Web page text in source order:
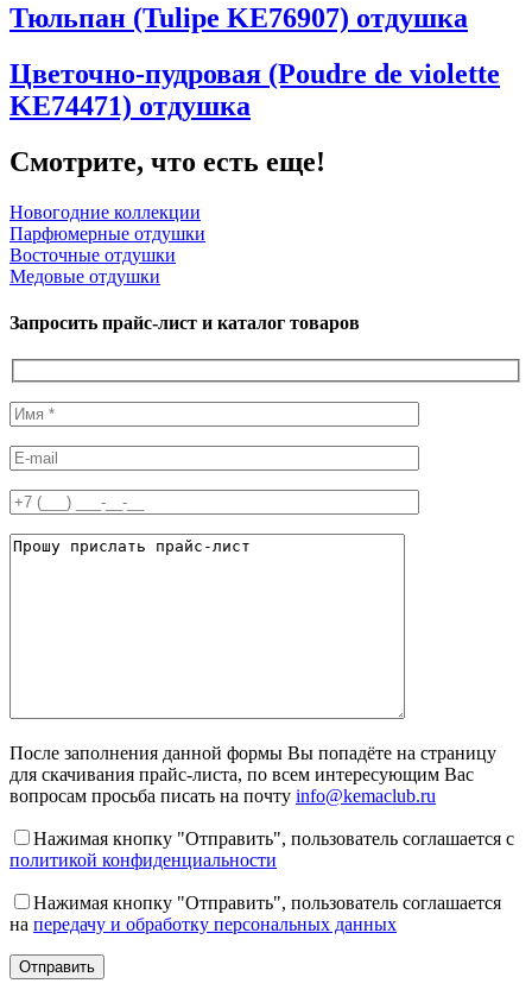
Тюльпан (Tulipe KE76907) отдушка
Цветочно-пудровая (Poudre de violette
KE74471) отдушка
Смотрите, что есть еще!
Новогодние коллекции
Парфюмерные отдушки
Восточные отдушки
Медовые отдушки
Запросить прайс-лист и каталог товаров
После заполнения данной формы Вы попадёте на страницу
для скачивания прайс-листа, по всем интересующим Вас
вопросам просьба писать на почту info@kemaclub.ru
Нажимая кнопку "Отправить", пользователь соглашается с
политикой конфиденциальности
Нажимая кнопку "Отправить", пользователь соглашается
на передачу и обработку персональных данных